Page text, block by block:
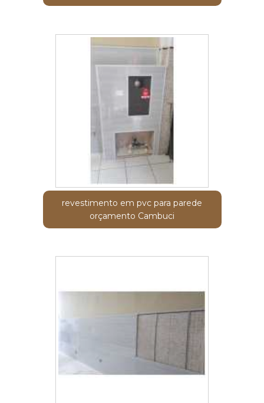
revestimento em pvc para parede
orçamento Cambuci